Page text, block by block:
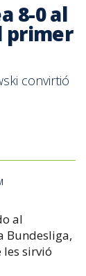
8-0 al
primer
convirtió
al
Bundesliga,
sirvió